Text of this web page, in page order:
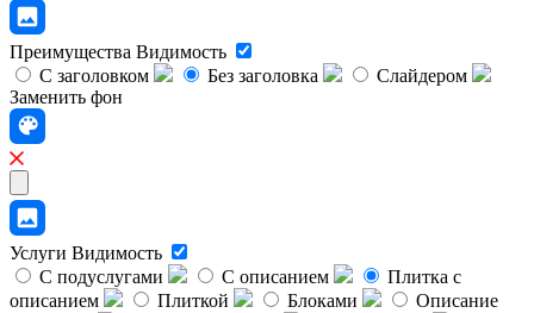
Преимущества Видимость
С заголовком
Без заголовка
Слайдером
Заменить фон
Услуги Видимость
С подуслугами
С описанием
Плитка с
описанием
Плиткой Блоками
Описание